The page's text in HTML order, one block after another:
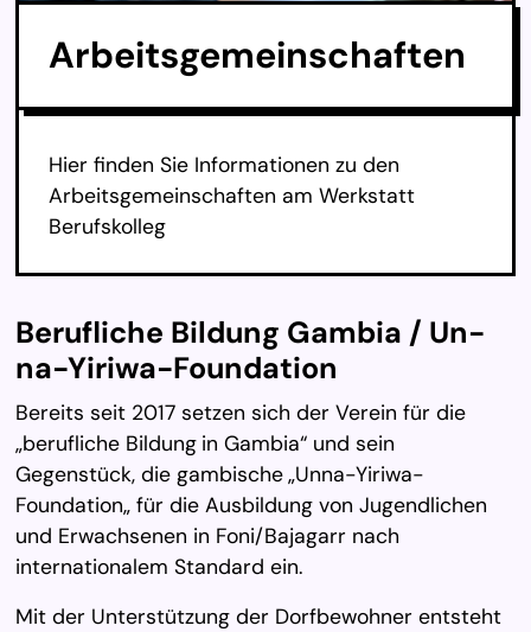
Ar­beits­ge­mein­schaf­ten
Hier finden Sie Informationen zu den
Arbeitsgemeinschaften am Werkstatt
Berufskolleg
Be­ruf­li­che Bil­dung Gam­bia / Un­
na-Yi­ri­wa-Foun­da­ti­on
Bereits seit 2017 setzen sich der Verein für die
„berufliche Bildung in Gambia“ und sein
Gegenstück, die gambische „Unna-Yiriwa-
Foundation„ für die Ausbildung von Jugendlichen
und Erwachsenen in Foni/Bajagarr nach
internationalem Standard ein.
Mit der Unterstützung der Dorfbewohner entsteht